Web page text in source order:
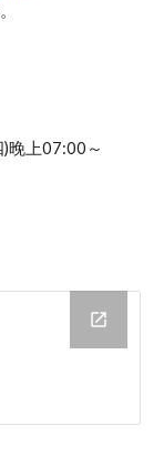
晚上07:00～